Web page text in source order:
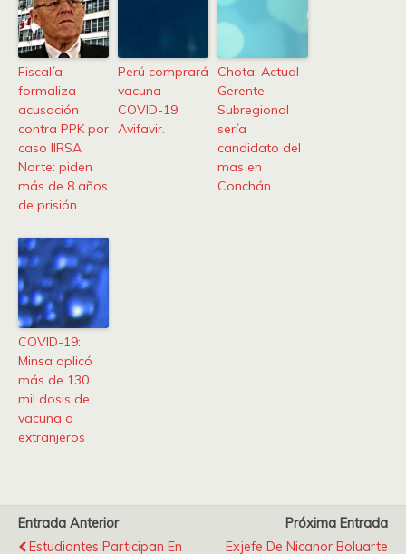
Fiscalía
formaliza
acusación
contra PPK por
caso IIRSA
Norte: piden
más de 8 años
de prisión
Perú comprará
vacuna
COVID-19
Avifavir.
Chota: Actual
Gerente
Subregional
sería
candidato del
mas en
Conchán
COVID-19:
Minsa aplicó
más de 130
mil dosis de
vacuna a
extranjeros
Entrada Anterior
Estudiantes Participan En
Próxima Entrada
Exjefe De Nicanor Boluarte